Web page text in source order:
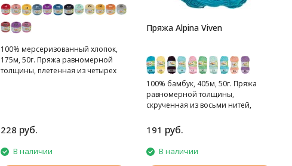
100% мерсеризованный хлопок,
175м, 50г. Пряжа равномерной
толщины, плетенная из четырех
228 руб.
В наличии
Пряжа Alpina Viven
100% бамбук, 405м, 50г. Пряжа
равномерной толщины,
скрученная из восьми нитей,
191 руб.
В наличии